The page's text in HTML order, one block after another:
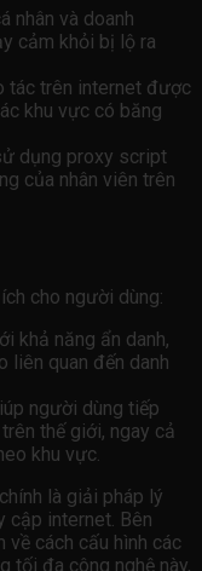
nhân và doanh
cảm khỏi bị lộ ra
tác trên internet được
khu vực có băng
dụng proxy script
của nhân viên trên
cho người dùng:
khả năng ẩn danh,
liên quan đến danh
người dùng tiếp
thế giới, ngay cả
khu vực.
là giải pháp lý
cập internet. Bên
về cách cấu hình các
tối đa công nghệ này,